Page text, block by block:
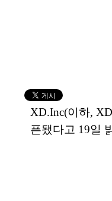
XD.Inc(이하,
픈됐다고 19일